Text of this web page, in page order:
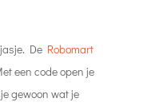
De Robomart
een code open je
gewoon wat je